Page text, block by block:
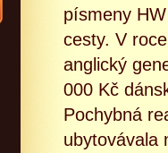
písmeny
cesty. V
anglický
000 Kč
Pochybná
ubytovávala